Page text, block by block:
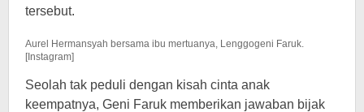
tersebut.
Aurel Hermansyah bersama ibu mertuanya, Lenggogeni Faruk.
[Instagram]
Seolah tak peduli dengan kisah cinta anak
keempatnya, Geni Faruk memberikan jawaban bijak